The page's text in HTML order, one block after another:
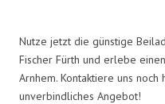
Nutze jetzt die günstige
Fischer Fürth und erlebe
Arnhem. Kontaktiere uns
unverbindliches Angebot!